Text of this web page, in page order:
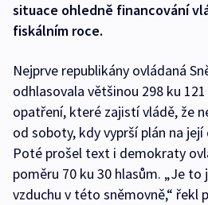
situace ohledně financování
fiskálním roce.
Nejprve republikány ovládaná
odhlasovala většinou 298 ku
opatření, které zajistí vládě, že
od soboty, kdy vyprší plán na
Poté prošel text i demokraty
poměru 70 ku 30 hlasům. „Je to
vzduchu v této sněmovně,“ řekl